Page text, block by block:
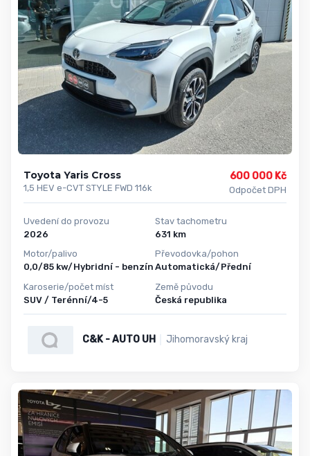
Toyota Yaris Cross
1,5 HEV e-CVT STYLE FWD 116k
600 000 Kč
Odpočet DPH
Uvedení do provozu
2026
Motor/palivo
0,0/85 kw/Hybridní - benzín
Karoserie/počet míst
SUV / Terénní/4-5
Stav tachometru
631 km
Převodovka/pohon
Automatická/Přední
Země původu
Česká republika
C&K - AUTO UH Jihomoravský kraj